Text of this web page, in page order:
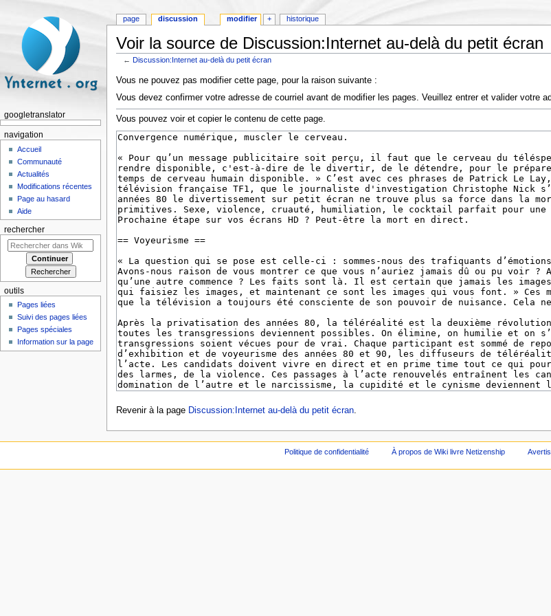
Voir la source de Discussion:Internet au-delà du petit écran
←Discussion:Internet au-delà du petit écran
Vous ne pouvez pas modifier cette page, pour la raison suivante :
Vous devez confirmer votre adresse de courriel avant de modifier les pages. Veuillez entrer et valider votre
Vous pouvez voir et copier le contenu de cette page.
Revenir à la page Discussion:Internet au-delà du petit écran.
page discussion modifier + historique
googletranslator
navigation
Accueil
Communauté
Actualités
Modifications récentes
Page au hasard
Aide
rechercher
outils
Pages liées
Suivi des pages liées
Pages spéciales
Information sur la page
Politique de confidentialité À propos de Wiki livre Netizenship